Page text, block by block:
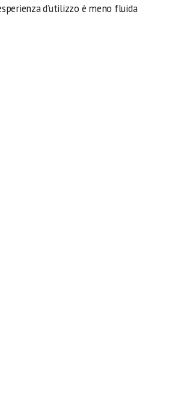
d’utilizzo è meno fluida